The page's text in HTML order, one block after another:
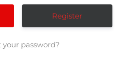
Register
your password?